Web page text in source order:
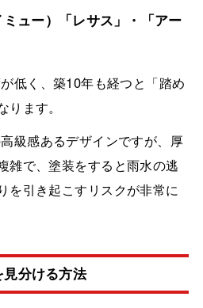
ュー）「レサス」・「アー
低く、築10年も経つと「踏め
ます。
級感あるデザインですが、厚
雑で、塗装をすると雨水の逃
を引き起こすリスクが非常に
分ける方法